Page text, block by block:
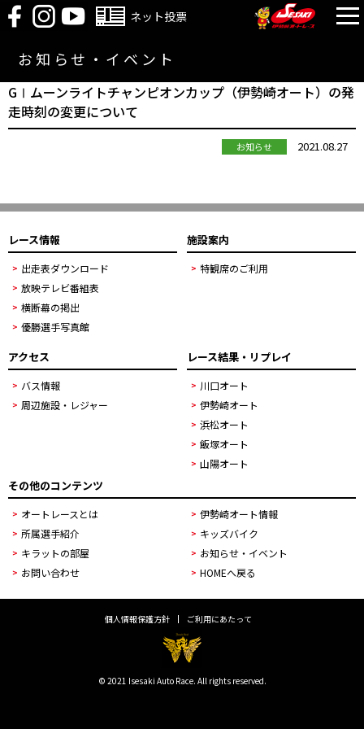
ネット投票
お知らせ・イベント
GⅠムーンライトチャンピオンカップ（伊勢崎オート）の発
走時刻の変更について
お知らせ 2021.08.27
レース情報
出走表ダウンロード
放映テレビ番組表
横断幕の掲出
優勝選手写真館
施設案内
特観席のご利用
アクセス
バス情報
周辺施設・レジャー
レース結果・リプレイ
川口オート
伊勢崎オート
浜松オート
飯塚オート
山陽オート
その他のコンテンツ
オートレースとは
伊勢崎オート情報
所属選手紹介
キッズバイク
キラットの部屋
お知らせ・イベント
お問い合わせ
HOMEへ戻る
個人情報保護方針 ご利用にあたって
© 2021 Isesaki Auto Race. All rights reserved.